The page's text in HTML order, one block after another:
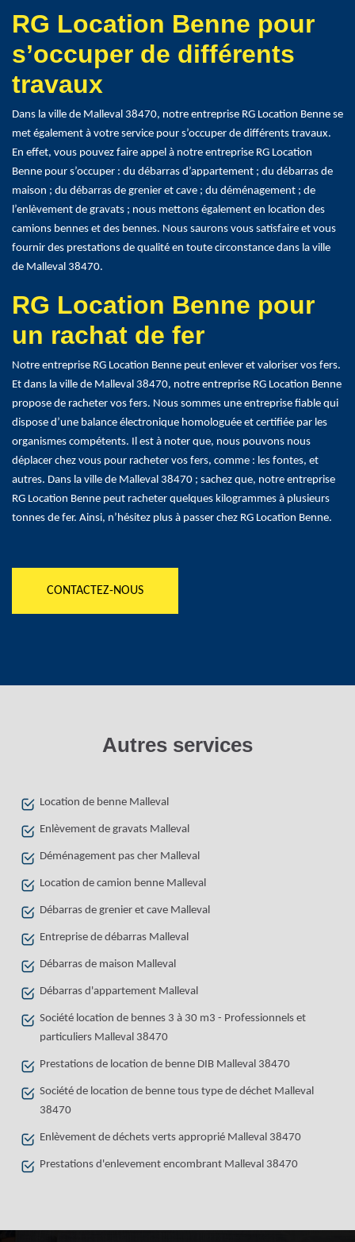
RG Location Benne pour
s’occuper de différents
travaux
Dans la ville de Malleval 38470, notre entreprise RG Location Benne se
met également à votre service pour s’occuper de différents travaux.
En effet, vous pouvez faire appel à notre entreprise RG Location
Benne pour s’occuper : du débarras d’appartement ; du débarras de
maison ; du débarras de grenier et cave ; du déménagement ; de
l’enlèvement de gravats ; nous mettons également en location des
camions bennes et des bennes. Nous saurons vous satisfaire et vous
fournir des prestations de qualité en toute circonstance dans la ville
de Malleval 38470.
RG Location Benne pour
un rachat de fer
Notre entreprise RG Location Benne peut enlever et valoriser vos fers.
Et dans la ville de Malleval 38470, notre entreprise RG Location Benne
propose de racheter vos fers. Nous sommes une entreprise fiable qui
dispose d’une balance électronique homologuée et certifiée par les
organismes compétents. Il est à noter que, nous pouvons nous
déplacer chez vous pour racheter vos fers, comme : les fontes, et
autres. Dans la ville de Malleval 38470 ; sachez que, notre entreprise
RG Location Benne peut racheter quelques kilogrammes à plusieurs
tonnes de fer. Ainsi, n’hésitez plus à passer chez RG Location Benne.
CONTACTEZ-NOUS
Autres services
Location de benne Malleval
Enlèvement de gravats Malleval
Déménagement pas cher Malleval
Location de camion benne Malleval
Débarras de grenier et cave Malleval
Entreprise de débarras Malleval
Débarras de maison Malleval
Débarras d'appartement Malleval
Société location de bennes 3 à 30 m3 - Professionnels et
particuliers Malleval 38470
Prestations de location de benne DIB Malleval 38470
Société de location de benne tous type de déchet Malleval
38470
Enlèvement de déchets verts approprié Malleval 38470
Prestations d'enlevement encombrant Malleval 38470